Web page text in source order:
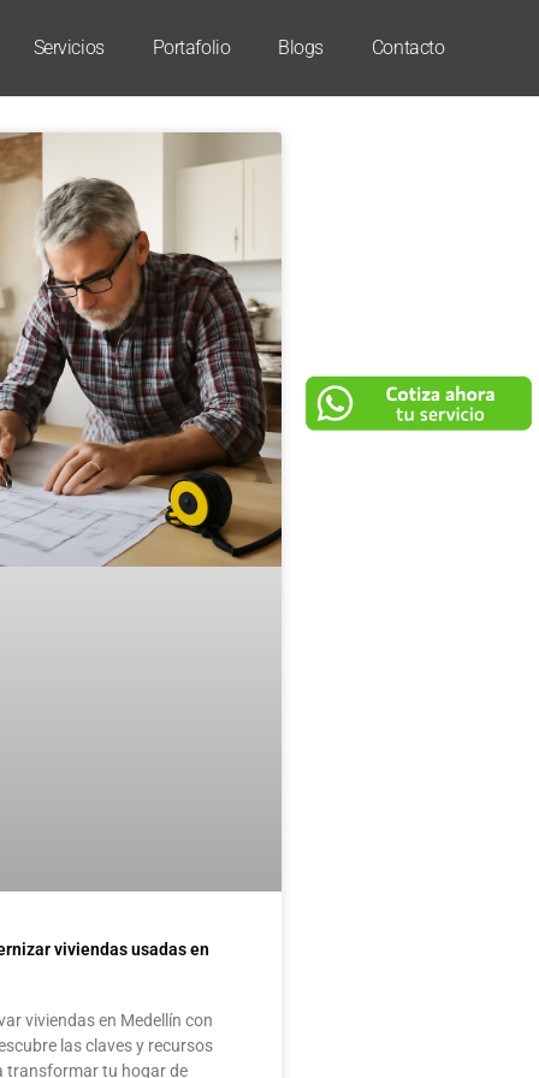
Servicios Portafolio Blogs Contacto
viviendas usadas en
viviendas en Medellín con
las claves y recursos
transformar tu hogar de